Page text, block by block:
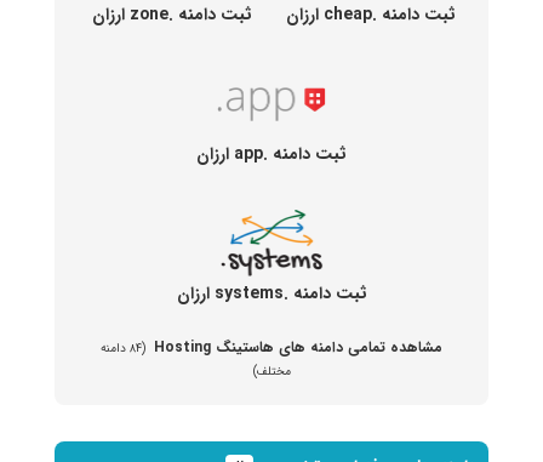
ثبت دامنه .cheap ارزان ثبت دامنه .zone ارزان
ثبت دامنه .app ارزان
ثبت دامنه .systems ارزان
مشاهده تمامی دامنه های هاستینگ Hosting
(۸۴ دامنه
مختلف)